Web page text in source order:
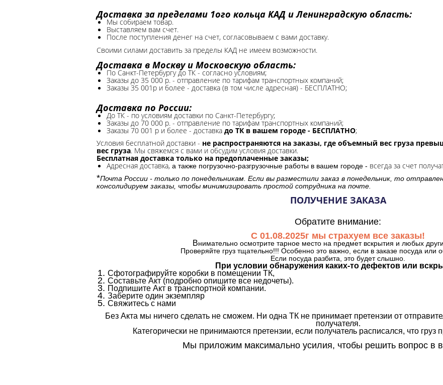
Доставка за пределами 1ого кольца КАД и Ленинградскую область:
Мы собираем товар.
Выставляем вам счет.
После поступления денег на счет, согласовываем с вами доставку.
Своими силами доставить за пределы КАД не имеем возможности.​
Доставка в Москву и Московскую область:
По Санкт-Петербургу до ТК - согласно условиям;
Заказы до 35 000 р. - отправление по тарифам транспортных компаний;
Заказы 35 001р и более - доставка (в том числе адресная) - БЕСПЛАТНО;
Доставка по России:
До ТК - по условиям доставки по Санкт-Петербургу;
Заказы до 70 000 р. - отправление по тарифам транспортных компаний;
Заказы 70 001 р и более - доставка до ТК в вашем городе - БЕСПЛАТНО;
Условия бесплатной доставки - не распространяются на заказы, где объемный вес груза
вес груза. Мы свяжемся с вами и обсудим условия доставки.
Бесплатная доставка только на предоплаченные заказы;
Адресная доставка, а также погрузочно-разгрузочные работы в вашем городе - всегда за счет
*Почта России - только по понедельникам. Если вы разместили заказ в понедельник, то
консолидируем заказы, чтобы минимизировать простой сотрудника на почте.
ПОЛУЧЕНИЕ ЗАКАЗА
Обратите внимание:
С 01.08.2025г мы страхуем все заказы!
Внимательно осмотрите тарное место на предмет вскрытия и любых
Проверяйте груз тщательно!!! Особенно это важно, если в заказе посуда или
Если посуда разбита, это будет слышно.
При условии обнаружения каких-то дефектов или
Сфотографируйте коробки в помещении ТК,
Составьте Акт (подробно опишите все недочеты).
Подпишите Акт в транспортной компании.
Заберите один экземпляр
Свяжитесь с нами
Без Акта мы ничего сделать не сможем. Ни одна ТК не принимает претензии от
получателя.
Категорически не принимаются претензии, если получатель расписался, что груз
Мы приложим максимально усилия, чтобы решить вопрос в